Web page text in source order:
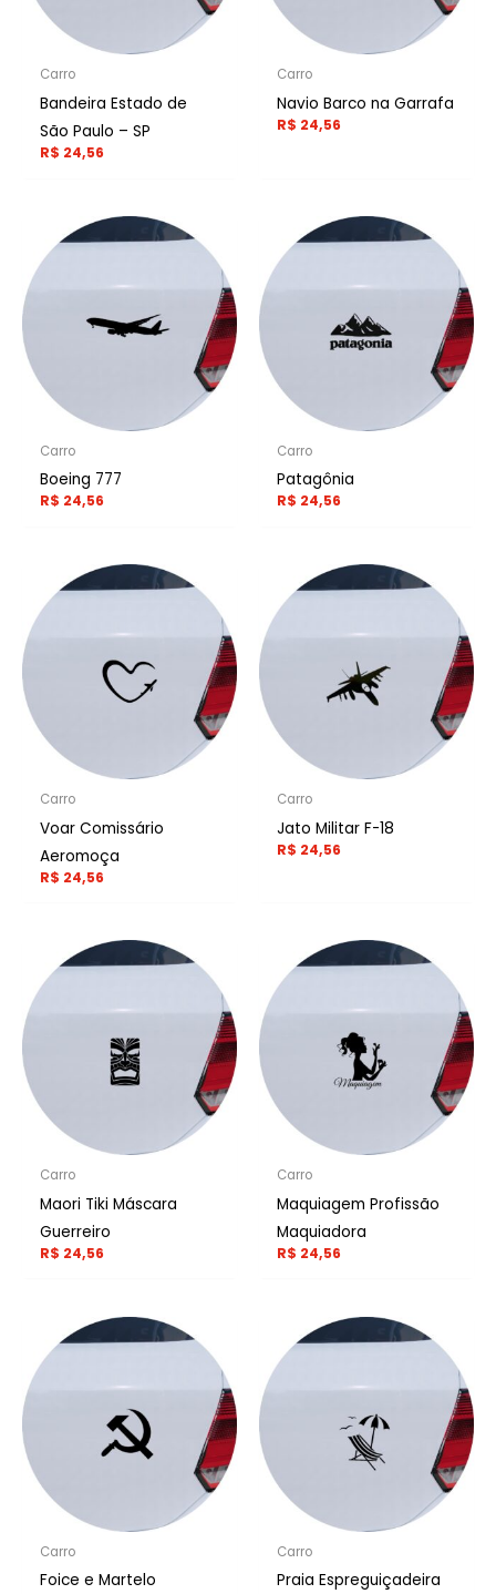
Carro
Bandeira Estado de
São Paulo – SP
R$ 24,56
Carro
Navio Barco na Garrafa
R$ 24,56
Carro
Boeing 777
R$ 24,56
Carro
Patagônia
R$ 24,56
Carro
Voar Comissário
Aeromoça
R$ 24,56
Carro
Jato Militar F-18
R$ 24,56
Carro
Maori Tiki Máscara
Guerreiro
R$ 24,56
Carro
Maquiagem Profissão
Maquiadora
R$ 24,56
Carro
Foice e Martelo
Carro
Praia Espreguiçadeira